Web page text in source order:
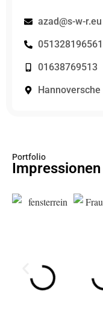
azad@s-w-r.eu
051328196561
01638769513
Portfolio